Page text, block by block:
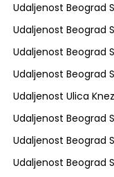
Udaljenost Beograd
Udaljenost Beograd
Udaljenost Beograd
Udaljenost Beograd
Udaljenost Ulica
Udaljenost Beograd
Udaljenost Beograd
Udaljenost Beograd